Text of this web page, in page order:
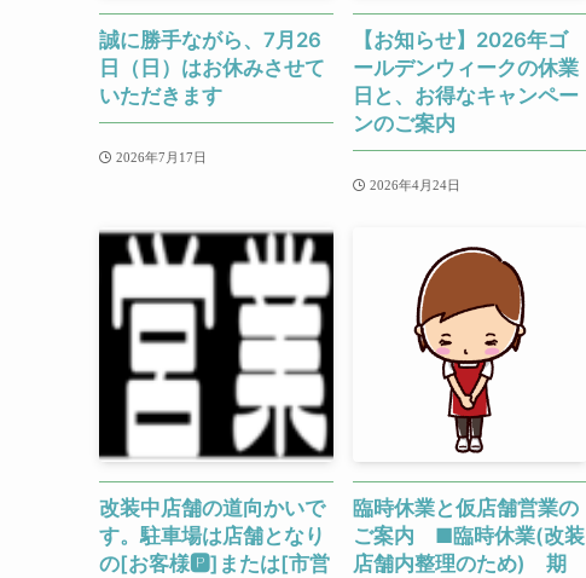
誠に勝手ながら、7月26
日（日）はお休みさせて
いただきます
2026年7月17日
【お知らせ】2026年ゴ
ールデンウィークの休業
日と、お得なキャンペー
ンのご案内
2026年4月24日
改装中店舗の道向かいで
す。駐車場は店舗となり
の[お客様🅿]または[市営
臨時休業と仮店舗営業の
ご案内 ■臨時休業(改装
店舗内整理のため) 期